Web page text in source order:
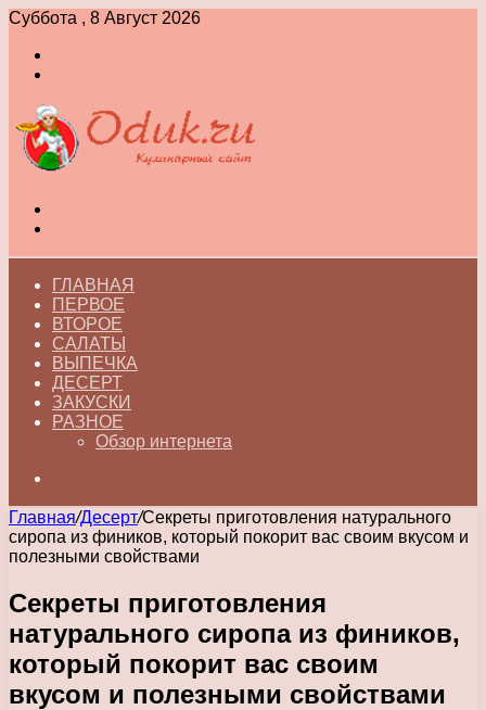
Суббота , 8 Август 2026
ГЛАВНАЯ
ПЕРВОЕ
ВТОРОЕ
САЛАТЫ
ВЫПЕЧКА
ДЕСЕРТ
ЗАКУСКИ
РАЗНОЕ
Обзор интернета
Главная/Десерт/Секреты приготовления натурального
сиропа из фиников, который покорит вас своим вкусом и
полезными свойствами
Секреты приготовления
натурального сиропа из фиников,
который покорит вас своим
вкусом и полезными свойствами